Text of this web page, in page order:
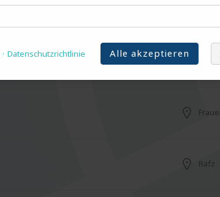
Rafz
Alle akzeptieren
Datenschutzrichtlinie